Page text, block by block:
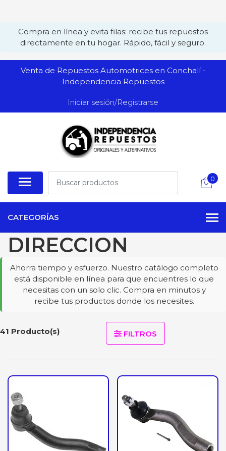
Compra en línea y evita filas: recibe tus repuestos
directamente en tu hogar. Rápido, fácil y seguro.
Venta de Repuestos Automotrices en Conchalí -
Independencia Repuestos
Iniciar sesión/Registrarse
0
CATEGORÍAS
DIRECCION
Ahorra tiempo y esfuerzo. Nuestro catálogo completo
está disponible en línea para que encuentres lo que
necesitas con un solo clic. Compra en minutos y
recibe tus productos donde los necesites.
41 Producto(s) FILTROS